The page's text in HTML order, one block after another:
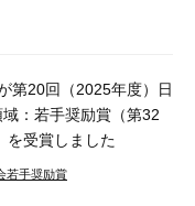
第20回（2025年度）日
：若手奨励賞（第32
を受賞しました
若手奨励賞